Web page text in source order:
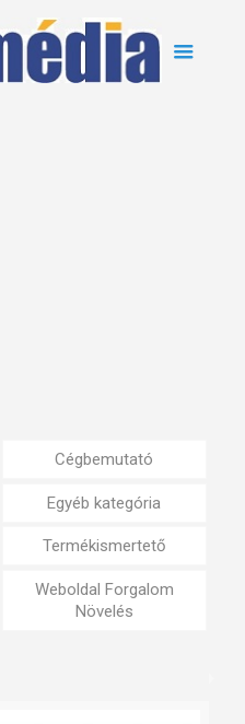
Cégbemutató
Egyéb kategória
Termékismertető
Weboldal Forgalom
Növelés